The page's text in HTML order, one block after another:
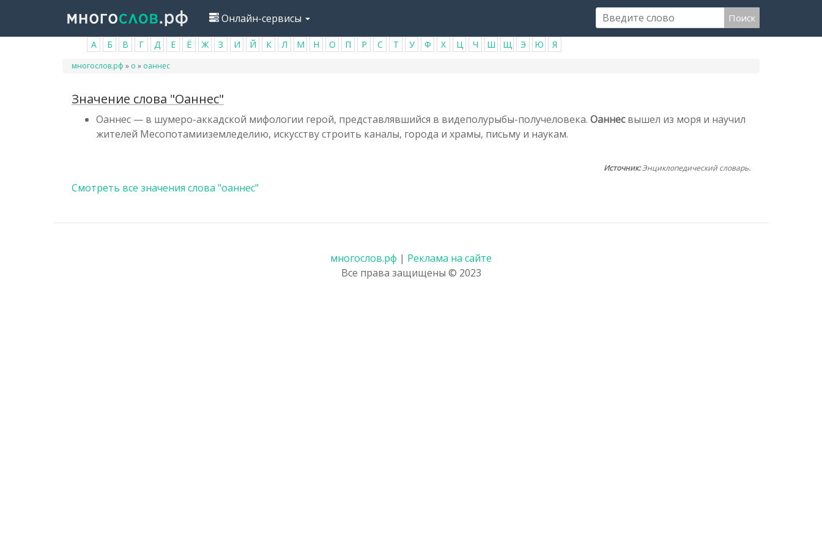
основному
Онлайн-сервисы Поиск
А Б В Г Д Е Ё Ж З И Й К Л М Н О П Р С Т У Ф Х Ц Ч Ш Щ Э Ю Я
Вы
многослов.рф » о » оаннес
Значение слова "Оаннес"
Оаннес — в шумеро-аккадской мифологии герой, представлявшийся в видеполурыбы-получеловека. Оаннесвышел из моря и научил
жителей Месопотамииземледелию, искусству строить каналы, города и храмы, письму и наукам.
Источник:Энциклопедический словарь.
Смотреть все значения слова "оаннес"
многослов.рф | Реклама на сайте
Все права защищены © 2023